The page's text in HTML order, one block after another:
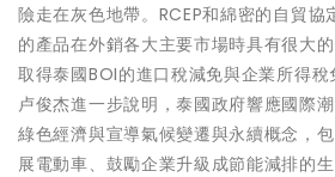
險走在灰色地帶。RCEP和綿密的自貿協
的產品在外銷各大主要市場時具有很大
取得泰國BOI的進口稅減免與企業所得稅
卢俊杰進一步說明，泰國政府響應國際
綠色經濟與宣導氣候變遷與永續概念，
展電動車、鼓勵企業升級成節能減排的